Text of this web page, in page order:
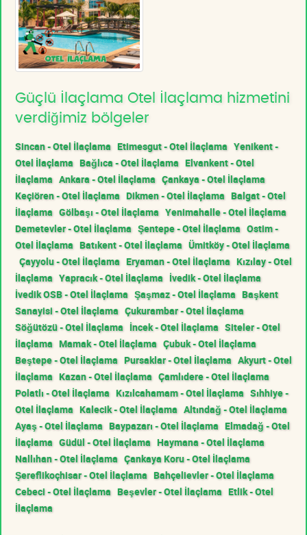
Güçlü İlaçlama Otel İlaçlama hizmetini
verdiğimiz bölgeler
Sincan - Otel İlaçlama Etimesgut - Otel İlaçlama Yenikent -
Otel İlaçlama Bağlıca - Otel İlaçlama Elvankent - Otel
İlaçlama Ankara - Otel İlaçlama Çankaya - Otel İlaçlama
Keçiören - Otel İlaçlama Dikmen - Otel İlaçlama Balgat - Otel
İlaçlama Gölbaşı - Otel İlaçlama Yenimahalle - Otel İlaçlama
Demetevler - Otel İlaçlama Şentepe - Otel İlaçlama Ostim -
Otel İlaçlama Batıkent - Otel İlaçlama Ümitköy - Otel İlaçlama
Çayyolu - Otel İlaçlama Eryaman - Otel İlaçlama Kızılay - Otel
İlaçlama Yapracık - Otel İlaçlama İvedik - Otel İlaçlama
İvedik OSB - Otel İlaçlama Şaşmaz - Otel İlaçlama Başkent
Sanayisi - Otel İlaçlama Çukurambar - Otel İlaçlama
Söğütözü - Otel İlaçlama İncek - Otel İlaçlama Siteler - Otel
İlaçlama Mamak - Otel İlaçlama Çubuk - Otel İlaçlama
Beştepe - Otel İlaçlama Pursaklar - Otel İlaçlama Akyurt - Otel
İlaçlama Kazan - Otel İlaçlama Çamlıdere - Otel İlaçlama
Polatlı - Otel İlaçlama Kızılcahamam - Otel İlaçlama Sıhhiye -
Otel İlaçlama Kalecik - Otel İlaçlama Altındağ - Otel İlaçlama
Ayaş - Otel İlaçlama Baypazarı - Otel İlaçlama Elmadağ - Otel
İlaçlama Güdül - Otel İlaçlama Haymana - Otel İlaçlama
Nallıhan - Otel İlaçlama Çankaya Koru - Otel İlaçlama
Şereflikoçhisar - Otel İlaçlama Bahçelievler - Otel İlaçlama
Cebeci - Otel İlaçlama Beşevler - Otel İlaçlama Etlik - Otel
İlaçlama